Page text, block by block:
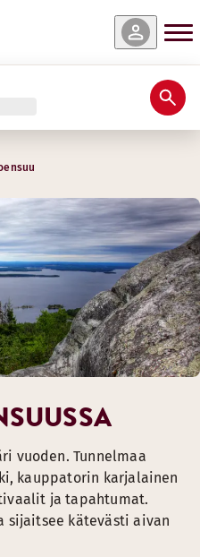
vuoden. Tunnelmaa
kauppatorin karjalainen
ja tapahtumat.
sijaitsee kätevästi aivan